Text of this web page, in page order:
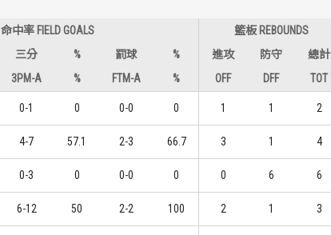
命中率 FIELD GOALS
籃板 REBOUNDS
三分 % 罰球 % 進攻 防守 總計
3PM-A % FTM-A % OFF DFF TOT
0-1 0 0-0 0 1 1 2
4-7 57.1 2-3 66.7 3 1 4
0-3 0 0-0 0 0 6 6
6-12 50 2-2 100 2 1 3